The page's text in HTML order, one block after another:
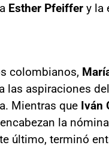
Esther Pfeiffer y la
colombianos,
las aspiraciones
Mientras que Iván
encabezan la
último, terminó